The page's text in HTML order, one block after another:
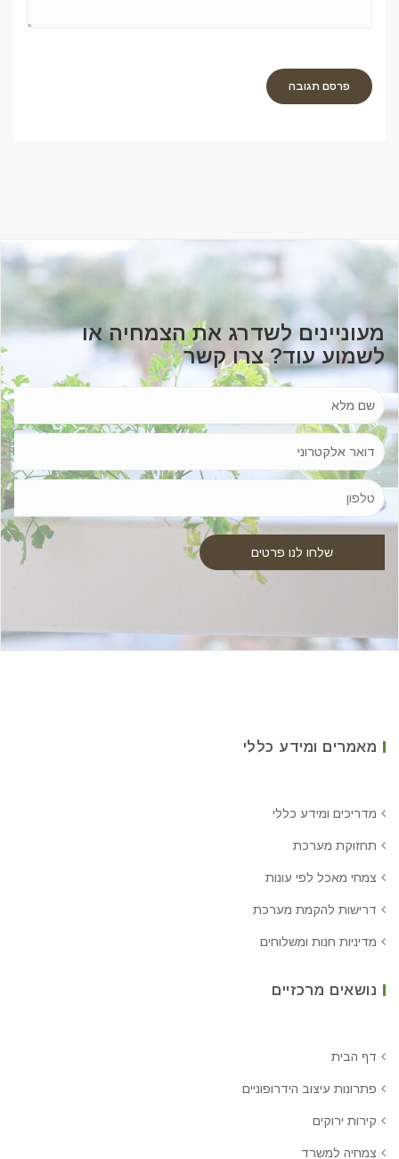
מעוניינים לשדרג את הצמחיה או
לשמוע עוד? צרו קשר
מאמרים ומידע כללי
מדריכים ומידע כללי
תחזוקת מערכת
צמחי מאכל לפי עונות
דרישות להקמת מערכת
מדיניות חנות ומשלוחים
נושאים מרכזיים
דף הבית
פתרונות עיצוב הידרופוניים
קירות ירוקים
צמחיה למשרד